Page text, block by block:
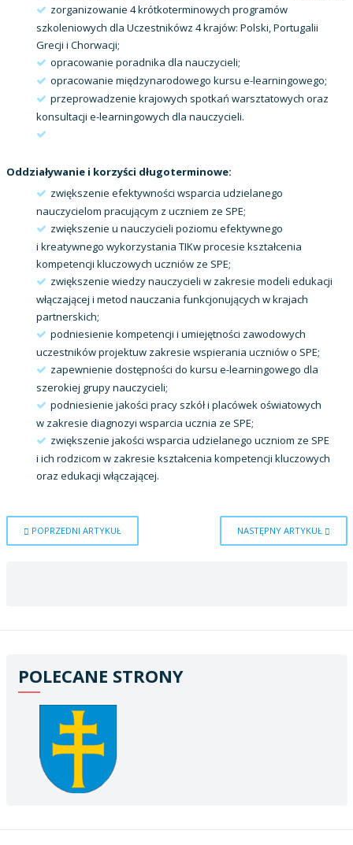
zorganizowanie 4 krótkoterminowych programów
szkoleniowych dla Uczestnikówz 4 krajów: Polski, Portugalii
Grecji i Chorwacji;
opracowanie poradnika dla nauczycieli;
opracowanie międzynarodowego kursu e-learningowego;
przeprowadzenie krajowych spotkań warsztatowych oraz
konsultacji e-learningowych dla nauczycieli.
Oddziaływanie i korzyści długoterminowe:
zwiększenie efektywności wsparcia udzielanego
nauczycielom pracującym z uczniem ze SPE;
zwiększenie u nauczycieli poziomu efektywnego
i kreatywnego wykorzystania TIKw procesie kształcenia
kompetencji kluczowych uczniów ze SPE;
zwiększenie wiedzy nauczycieli w zakresie modeli edukacji
włączającej i metod nauczania funkcjonujących w krajach
partnerskich;
podniesienie kompetencji i umiejętności zawodowych
uczestników projektuw zakresie wspierania uczniów o SPE;
zapewnienie dostępności do kursu e-learningowego dla
szerokiej grupy nauczycieli;
podniesienie jakości pracy szkół i placówek oświatowych
w zakresie diagnozyi wsparcia ucznia ze SPE;
zwiększenie jakości wsparcia udzielanego uczniom ze SPE
i ich rodzicom w zakresie kształcenia kompetencji kluczowych
oraz edukacji włączającej.
POPRZEDNI ARTYKUŁ NASTĘPNY ARTYKUŁ
POLECANE STRONY